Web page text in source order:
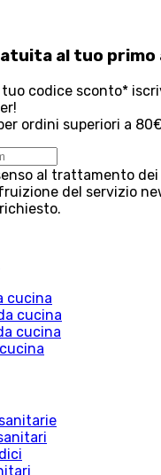
al tuo
tuo codice sconto*
ordini superiori a
al trattamento
del servizio
cucina
cucina
cucina